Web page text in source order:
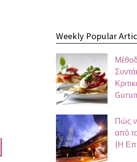
Weekly Popular
Πώς
από
(Η